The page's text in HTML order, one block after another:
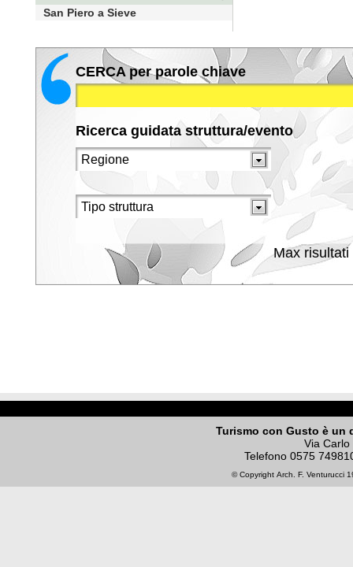
San Piero a Sieve
CERCA per parole chiave
Ricerca guidata struttura/evento
Max risultati
Turismo con Gusto è un
Via
Telefono 0575
© Copyright Arch. F. Venturucci